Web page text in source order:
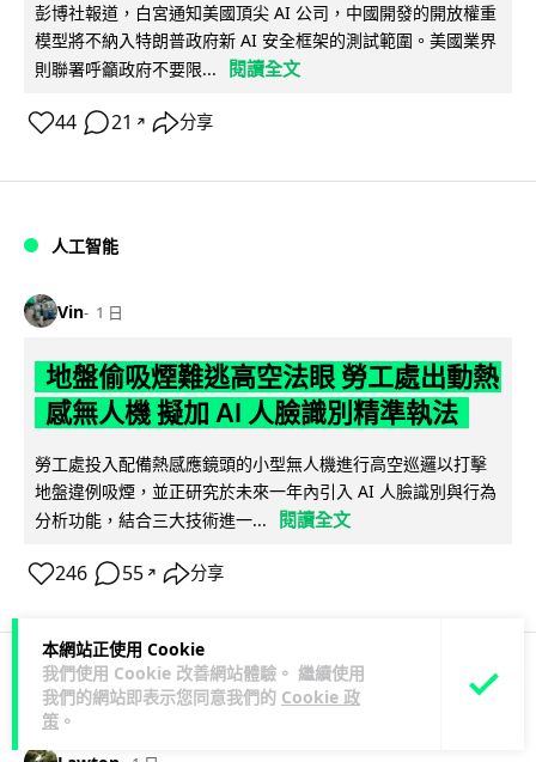
本網站正使用 Cookie
我們使用 Cookie 改善網站體驗。 繼續使用
我們的網站即表示您同意我們的 Cookie 政
策 。
彭博社報道，白宮通知美國頂尖 AI 公司，中國開發的開放權重
模型將不納入特朗普政府新 AI 安全框架的測試範圍。美國業界
則聯署呼籲政府不要限...
閱讀全文
44 21 ↗ 分享
人工智能
Vin 1 日
地盤偷吸煙難逃高空法眼 勞工處出動熱
感無人機 擬加 AI 人臉識別精準執法
勞工處投入配備熱感應鏡頭的小型無人機進行高空巡邏以打擊
地盤違例吸煙，並正研究於未來一年內引入 AI 人臉識別與行為
分析功能，結合三大技術進一...
閱讀全文
246 55 ↗ 分享
人工智能